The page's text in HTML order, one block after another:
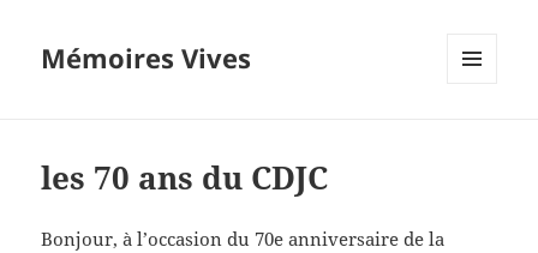
Mémoires Vives
les 70 ans du CDJC
Bonjour, à l’occasion du 70e anniversaire de la